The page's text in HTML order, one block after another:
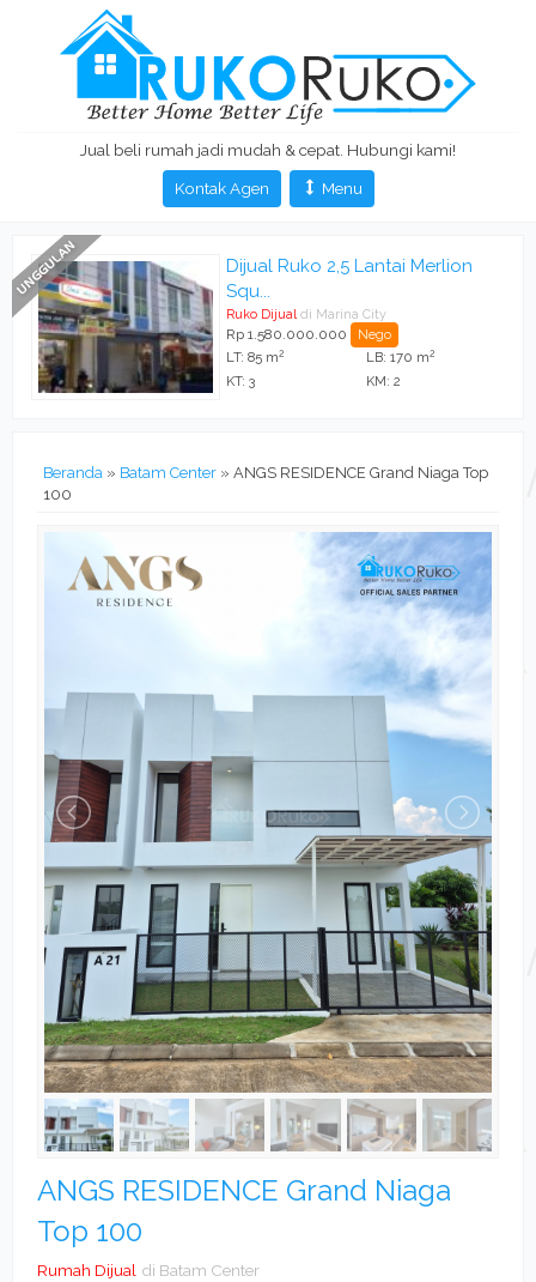
Jual beli rumah jadi mudah & cepat. Hubungi kami!
Kontak Agen
Menu
Dijual Ruko 2,5 Lantai Merlion
Squ...
Ruko Dijual di Marina City
Rp 1.580.000.000 Nego
LT: 85 m2 LB: 170 m2
KT: 3 KM: 2
Beranda » Batam Center » ANGS RESIDENCE Grand Niaga Top
100
ANGS RESIDENCE Grand Niaga
Top 100
Rumah Dijual di Batam Center